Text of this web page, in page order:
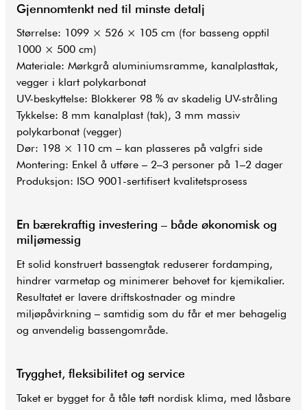
Gjennomtenkt ned til minste detalj
Størrelse: 1099 × 526 × 105 cm (for basseng opptil
1000 × 500 cm)
Materiale: Mørkgrå aluminiumsramme, kanalplasttak,
vegger i klart polykarbonat
UV-beskyttelse: Blokkerer 98 % av skadelig UV-stråling
Tykkelse: 8 mm kanalplast (tak), 3 mm massiv
polykarbonat (vegger)
Dør: 198 × 110 cm – kan plasseres på valgfri side
Montering: Enkel å utføre – 2–3 personer på 1–2 dager
Produksjon: ISO 9001-sertifisert kvalitetsprosess
En bærekraftig investering – både økonomisk og
miljømessig
Et solid konstruert bassengtak reduserer fordamping,
hindrer varmetap og minimerer behovet for kjemikalier.
Resultatet er lavere driftskostnader og mindre
miljøpåvirkning – samtidig som du får et mer behagelig
og anvendelig bassengområde.
Trygghet, fleksibilitet og service
Taket er bygget for å tåle tøft nordisk klima, med låsbare